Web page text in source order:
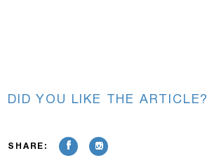
DID YOU LIKE THE ARTICLE?
SHARE: